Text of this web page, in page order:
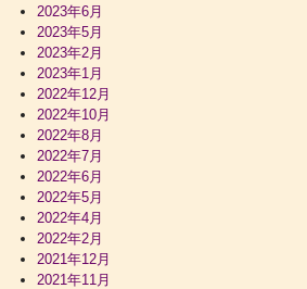
2023年6月
2023年5月
2023年2月
2023年1月
2022年12月
2022年10月
2022年8月
2022年7月
2022年6月
2022年5月
2022年4月
2022年2月
2021年12月
2021年11月